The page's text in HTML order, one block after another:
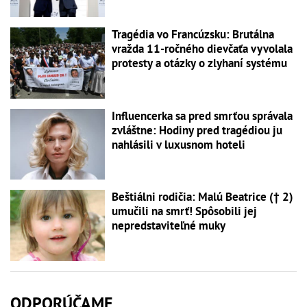
Tragédia vo Francúzsku: Brutálna
vražda 11-ročného dievčaťa vyvolala
protesty a otázky o zlyhaní systému
Influencerka sa pred smrťou správala
zvláštne: Hodiny pred tragédiou ju
nahlásili v luxusnom hoteli
Beštiálni rodičia: Malú Beatrice († 2)
umučili na smrť! Spôsobili jej
nepredstaviteľné muky